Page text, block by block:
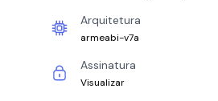
Arquitetura
armeabi-v7a
Assinatura
Visualizar